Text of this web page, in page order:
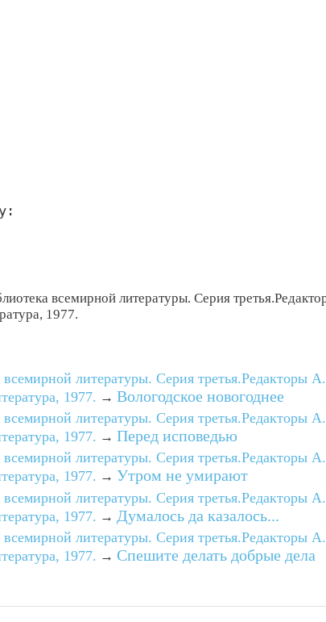
всемирной литературы. Серия
1977.
литературы. Серия третья.Редакторы
1977. → Вологодское новогоднее
литературы. Серия третья.Редакторы
1977. → Перед исповедью
литературы. Серия третья.Редакторы
1977. → Утром не умирают
литературы. Серия третья.Редакторы
1977. → Думалось да казалось...
литературы. Серия третья.Редакторы
1977. → Спешите делать добрые дела